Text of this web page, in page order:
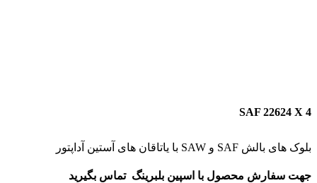
SAF 22624 X 4
بلوک های بالش SAF و SAW با یاتاقان های آستین آداپتور
جهت سفارش محصول با اسپین بلبرینگ تماس بگیرید